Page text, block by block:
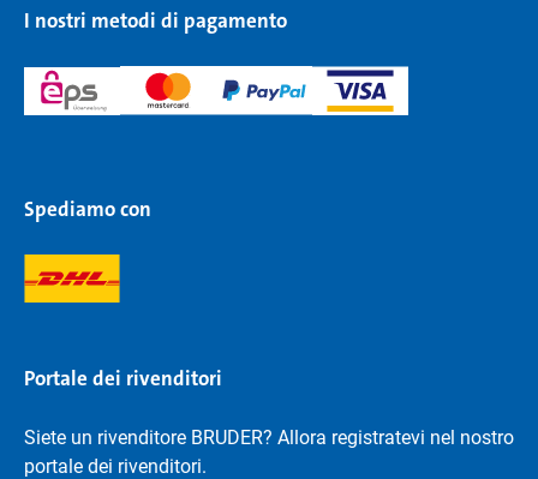
I nostri metodi di pagamento
Spediamo con
Portale dei rivenditori
Siete un rivenditore BRUDER? Allora registratevi nel nostro
portale dei rivenditori.